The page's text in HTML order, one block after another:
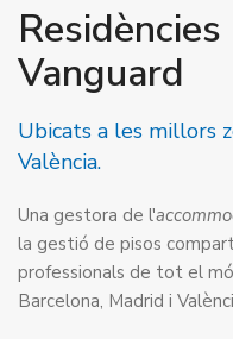
Vanguard
Ubicats a les millors
València.
Una gestora de l'
la gestió de pisos
professionals de tot el
Barcelona, Madrid i